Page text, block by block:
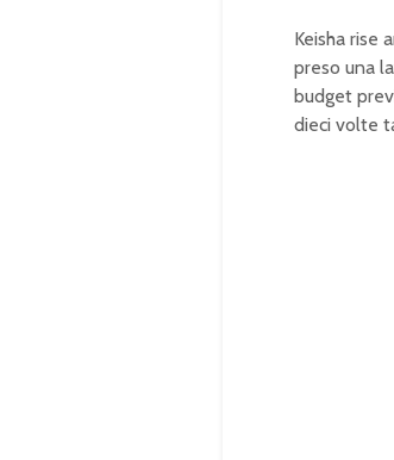
Keisha rise
preso una
budget
dieci volte